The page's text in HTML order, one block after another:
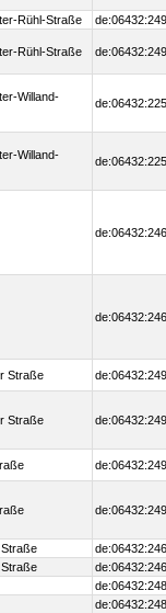
Rühl-Straße
Rühl-Straße
Willand-
Willand-
Straße
Straße